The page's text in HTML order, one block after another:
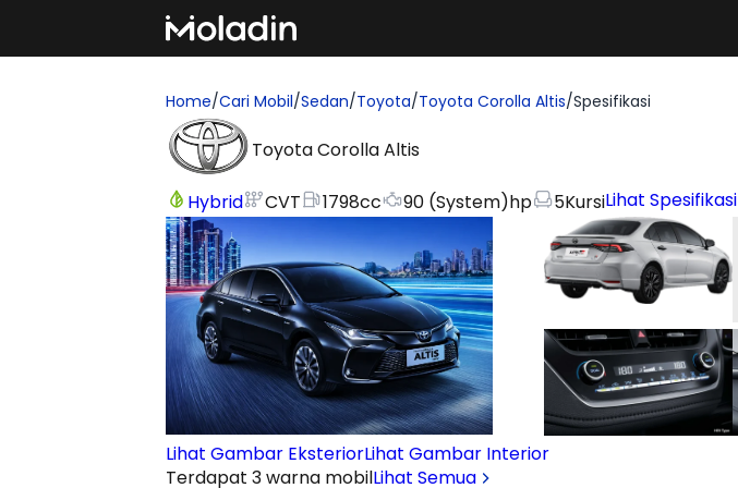
Home/Cari Mobil/Sedan/Toyota/Toyota Corolla Altis/Spesifikasi
Toyota Corolla Altis
Hybrid CVT 1798cc 90 (System)hp 5KursiLihat Spesifikasi
Lihat Gambar EksteriorLihat Gambar Interior
Terdapat 3 warna mobilLihat Semua